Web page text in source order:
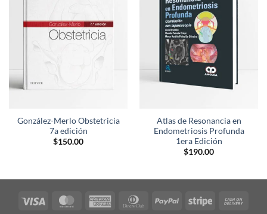
deseos
González-Merlo Obstetricia
7a edición
$150.00
Atlas de Resonancia en
Endometriosis Profunda
1era Edición
$190.00